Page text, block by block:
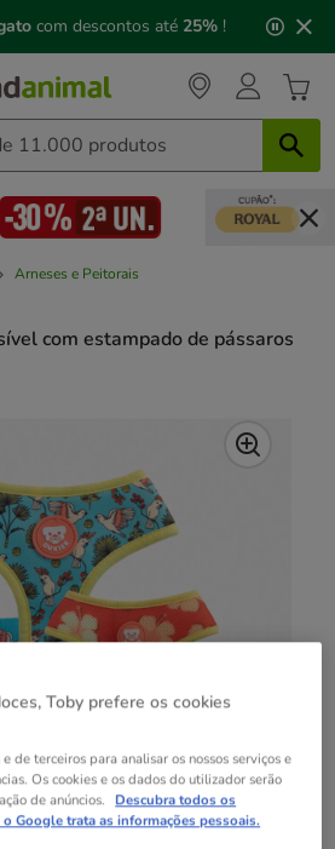
com descontos até 25% !
Arneses e Peitorais
com estampado de pássaros
Toby prefere os cookies
de terceiros para analisar os nossos serviços e
Os cookies e os dados do utilizador serão
de anúncios. Descubra todos os
Google trata as informações pessoais.